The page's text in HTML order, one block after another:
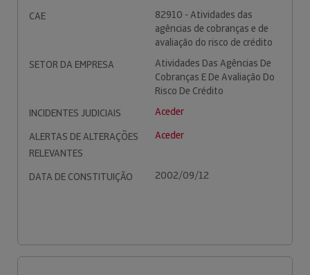
CAE
82910 - Atividades das
agências de cobranças e de
avaliação do risco de crédito
SETOR DA EMPRESA
Atividades Das Agências De
Cobranças E De Avaliação Do
Risco De Crédito
INCIDENTES JUDICIAIS
Aceder
ALERTAS DE ALTERAÇÕES
RELEVANTES
Aceder
DATA DE CONSTITUIÇÃO 2002/09/12